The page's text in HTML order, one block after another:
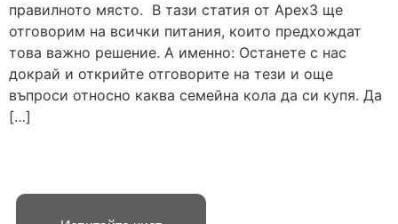
правилното място. В тази статия от Apex3 ще
отговорим на всички питания, които предхождат
това важно решение. А именно: Останете с нас
докрай и открийте отговорите на тези и още
въпроси относно каква семейна кола да си купя. Да
[…]
БЪРЗ